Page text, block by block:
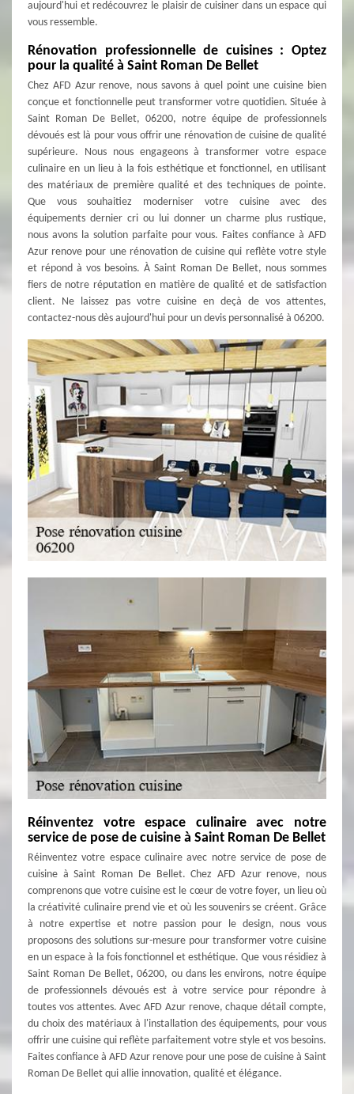
aujourd'hui et redécouvrez le plaisir de cuisiner dans un espace qui
vous ressemble.
Rénovation professionnelle de cuisines : Optez
pour la qualité à Saint Roman De Bellet
Chez AFD Azur renove, nous savons à quel point une cuisine bien
conçue et fonctionnelle peut transformer votre quotidien. Située à
Saint Roman De Bellet, 06200, notre équipe de professionnels
dévoués est là pour vous offrir une rénovation de cuisine de qualité
supérieure. Nous nous engageons à transformer votre espace
culinaire en un lieu à la fois esthétique et fonctionnel, en utilisant
des matériaux de première qualité et des techniques de pointe.
Que vous souhaitiez moderniser votre cuisine avec des
équipements dernier cri ou lui donner un charme plus rustique,
nous avons la solution parfaite pour vous. Faites confiance à AFD
Azur renove pour une rénovation de cuisine qui reflète votre style
et répond à vos besoins. À Saint Roman De Bellet, nous sommes
fiers de notre réputation en matière de qualité et de satisfaction
client. Ne laissez pas votre cuisine en deçà de vos attentes,
contactez-nous dès aujourd'hui pour un devis personnalisé à 06200.
Réinventez votre espace culinaire avec notre
service de pose de cuisine à Saint Roman De Bellet
Réinventez votre espace culinaire avec notre service de pose de
cuisine à Saint Roman De Bellet. Chez AFD Azur renove, nous
comprenons que votre cuisine est le cœur de votre foyer, un lieu où
la créativité culinaire prend vie et où les souvenirs se créent. Grâce
à notre expertise et notre passion pour le design, nous vous
proposons des solutions sur-mesure pour transformer votre cuisine
en un espace à la fois fonctionnel et esthétique. Que vous résidiez à
Saint Roman De Bellet, 06200, ou dans les environs, notre équipe
de professionnels dévoués est à votre service pour répondre à
toutes vos attentes. Avec AFD Azur renove, chaque détail compte,
du choix des matériaux à l'installation des équipements, pour vous
offrir une cuisine qui reflète parfaitement votre style et vos besoins.
Faites confiance à AFD Azur renove pour une pose de cuisine à Saint
Roman De Bellet qui allie innovation, qualité et élégance.